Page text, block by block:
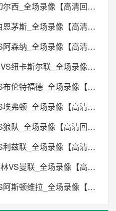
2026年05月20日 热刺VS切尔西_全场录像【高清回放】
2026年05月20日 曼城VS伯恩茅斯_全场录像【高清回放】
2026年05月19日 伯恩利VS阿森纳_全场录像【高清回放】
2026年05月18日 西汉姆联VS纽卡斯尔联_全场录像【高清回放】
2026年05月17日 水晶宫VS布伦特福德_全场录像【高清回放】
2026年05月17日 桑德兰VS埃弗顿_全场录像【高清回放】
2026年05月17日 富勒姆VS狼队_全场录像【高清回放】
2026年05月17日 布莱顿VS利兹联_全场录像【高清回放】
2026年05月17日 诺丁汉森林VS曼联_全场录像【高清回放】
2026年05月16日 利物浦VS阿斯顿维拉_全场录像【高清回放】